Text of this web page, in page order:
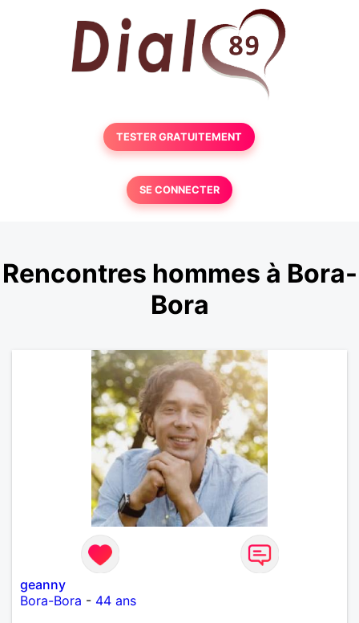
TESTER GRATUITEMENT
SE CONNECTER
Rencontres hommes à Bora-
Bora
geanny
Bora-Bora - 44 ans